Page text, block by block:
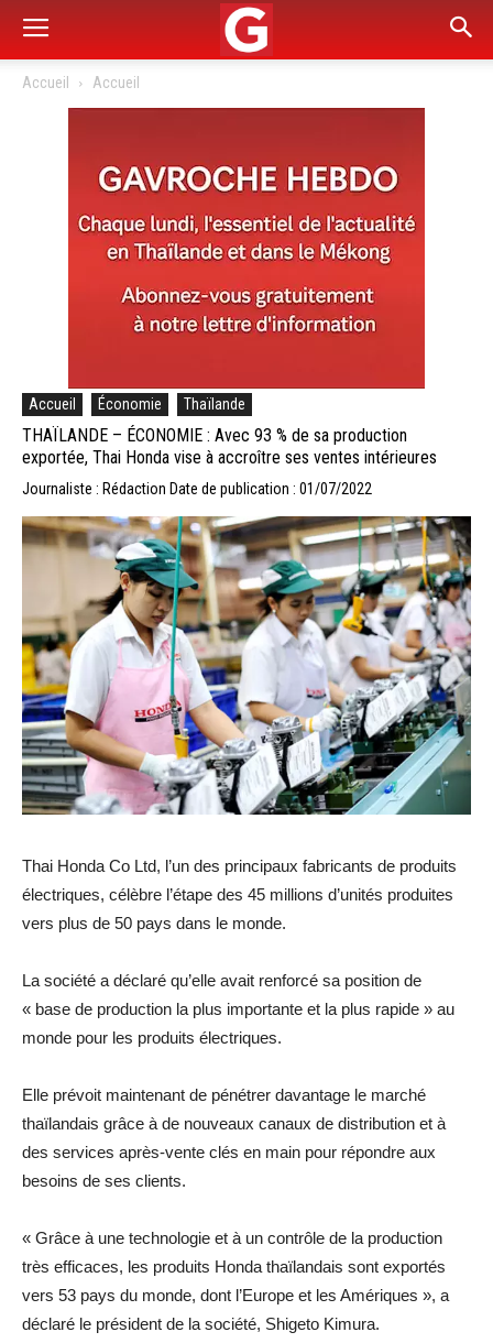
Accueil Accueil
Accueil Économie Thaïlande
THAÏLANDE – ÉCONOMIE : Avec 93 % de sa production
exportée, Thai Honda vise à accroître ses ventes intérieures
Journaliste : Rédaction Date de publication : 01/07/2022
Thai Honda Co Ltd, l’un des principaux fabricants de produits
électriques, célèbre l’étape des 45 millions d’unités produites
vers plus de 50 pays dans le monde.
La société a déclaré qu’elle avait renforcé sa position de
« base de production la plus importante et la plus rapide » au
monde pour les produits électriques.
Elle prévoit maintenant de pénétrer davantage le marché
thaïlandais grâce à de nouveaux canaux de distribution et à
des services après-vente clés en main pour répondre aux
besoins de ses clients.
« Grâce à une technologie et à un contrôle de la production
très efficaces, les produits Honda thaïlandais sont exportés
vers 53 pays du monde, dont l’Europe et les Amériques », a
déclaré le président de la société, Shigeto Kimura.